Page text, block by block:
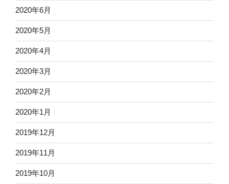
2020年6月
2020年5月
2020年4月
2020年3月
2020年2月
2020年1月
2019年12月
2019年11月
2019年10月